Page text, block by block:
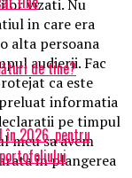
vizati. Nu
in care era
alta persoana
audierii. Fac
ca este
informatia
pe timpul
meu sa avem
in plangerea
de tine?
în 2026, pentru